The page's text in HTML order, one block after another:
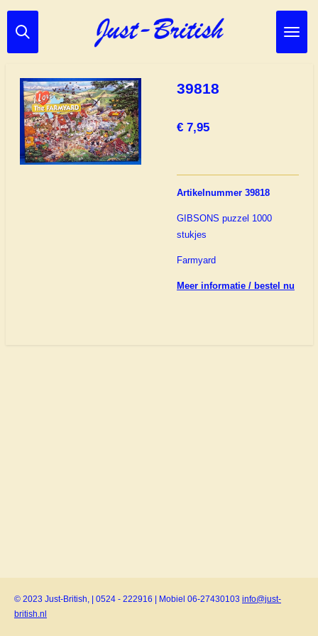
Ga
direct
hoofdinhoud
39818
€ 7,95
Artikelnummer 39818
GIBSONS puzzel 1000
stukjes
Farmyard
Meer informatie / bestel nu
© 2023 Just-British, | 0524 - 222916 | Mobiel 06-27430103 info@just-
british.nl